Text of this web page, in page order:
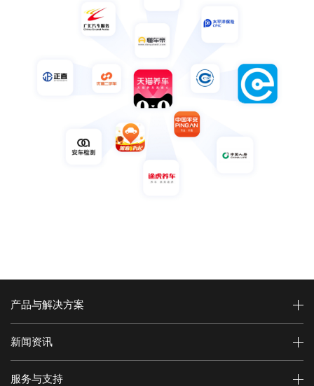
产品与解决方案
新闻资讯
服务与支持